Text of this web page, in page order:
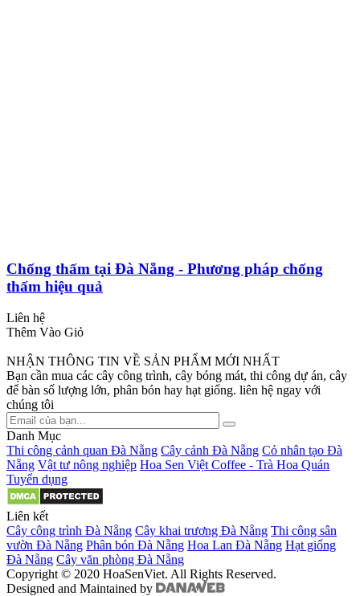
Chống thấm tại Đà Nẵng - Phương pháp chống
thấm hiệu quả
Liên hệ
Thêm Vào Giỏ
NHẬN THÔNG TIN VỀ SẢN PHẨM MỚI NHẤT
Bạn cần mua các cây công trình, cây bóng mát, thi công dự án, cây
để bàn số lượng lớn, phân bón hay hạt giống. liên hệ ngay với
chúng tôi
Danh Mục
Thi công cảnh quan Đà Nẵng Cây cảnh Đà Nẵng Cỏ nhân tạo Đà
Nẵng Vật tư nông nghiệp Hoa Sen Việt Coffee - Trà Hoa Quán
Tuyển dụng
Liên kết
Cây công trình Đà Nẵng Cây khai trương Đà Nẵng Thi công sân
vườn Đà Nẵng Phân bón Đà Nẵng Hoa Lan Đà Nẵng Hạt giống
Đà Nẵng Cây văn phòng Đà Nẵng
Copyright © 2020 HoaSenViet. All Rights Reserved.
Designed and Maintained by